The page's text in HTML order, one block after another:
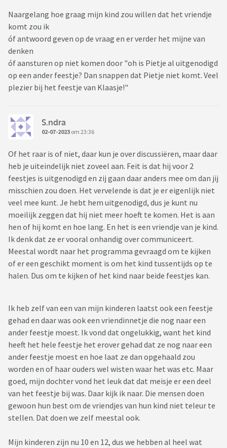
Naargelang hoe graag mijn kind zou willen dat het vriendje
komt zou ik
óf antwoord geven op de vraag en er verder het mijne van
denken
óf aansturen op niet komen door "oh is Pietje al uitgenodigd
op een ander feestje? Dan snappen dat Pietje niet komt. Veel
plezier bij het feestje van Klaasje!"
S.ndra
02-07-2023 om 23:36
Of het raar is of niet, daar kun je over discussiëren, maar daar
heb je uiteindelijk niet zoveel aan. Feit is dat hij voor 2
feestjes is uitgenodigd en zij gaan daar anders mee om dan jij
misschien zou doen. Het vervelende is dat je er eigenlijk niet
veel mee kunt. Je hebt hem uitgenodigd, dus je kunt nu
moeilijk zeggen dat hij niet meer hoeft te komen. Het is aan
hen of hij komt en hoe lang. En het is een vriendje van je kind.
Ik denk dat ze er vooral onhandig over communiceert.
Meestal wordt naar het programma gevraagd om te kijken
of er een geschikt moment is om het kind tussentijds op te
halen. Dus om te kijken of het kind naar beide feestjes kan.
Ik heb zelf van een van mijn kinderen laatst ook een feestje
gehad en daar was ook een vriendinnetje die nog naar een
ander feestje moest. Ik vond dat ongelukkig, want het kind
heeft het hele feestje het erover gehad dat ze nog naar een
ander feestje moest en hoe laat ze dan opgehaald zou
worden en of haar ouders wel wisten waar het was etc. Maar
goed, mijn dochter vond het leuk dat dat meisje er een deel
van het feestje bij was. Daar kijk ik naar. Die mensen doen
gewoon hun best om de vriendjes van hun kind niet teleur te
stellen. Dat doen we zelf meestal ook.
Mijn kinderen zijn nu 10 en 12, dus we hebben al heel wat